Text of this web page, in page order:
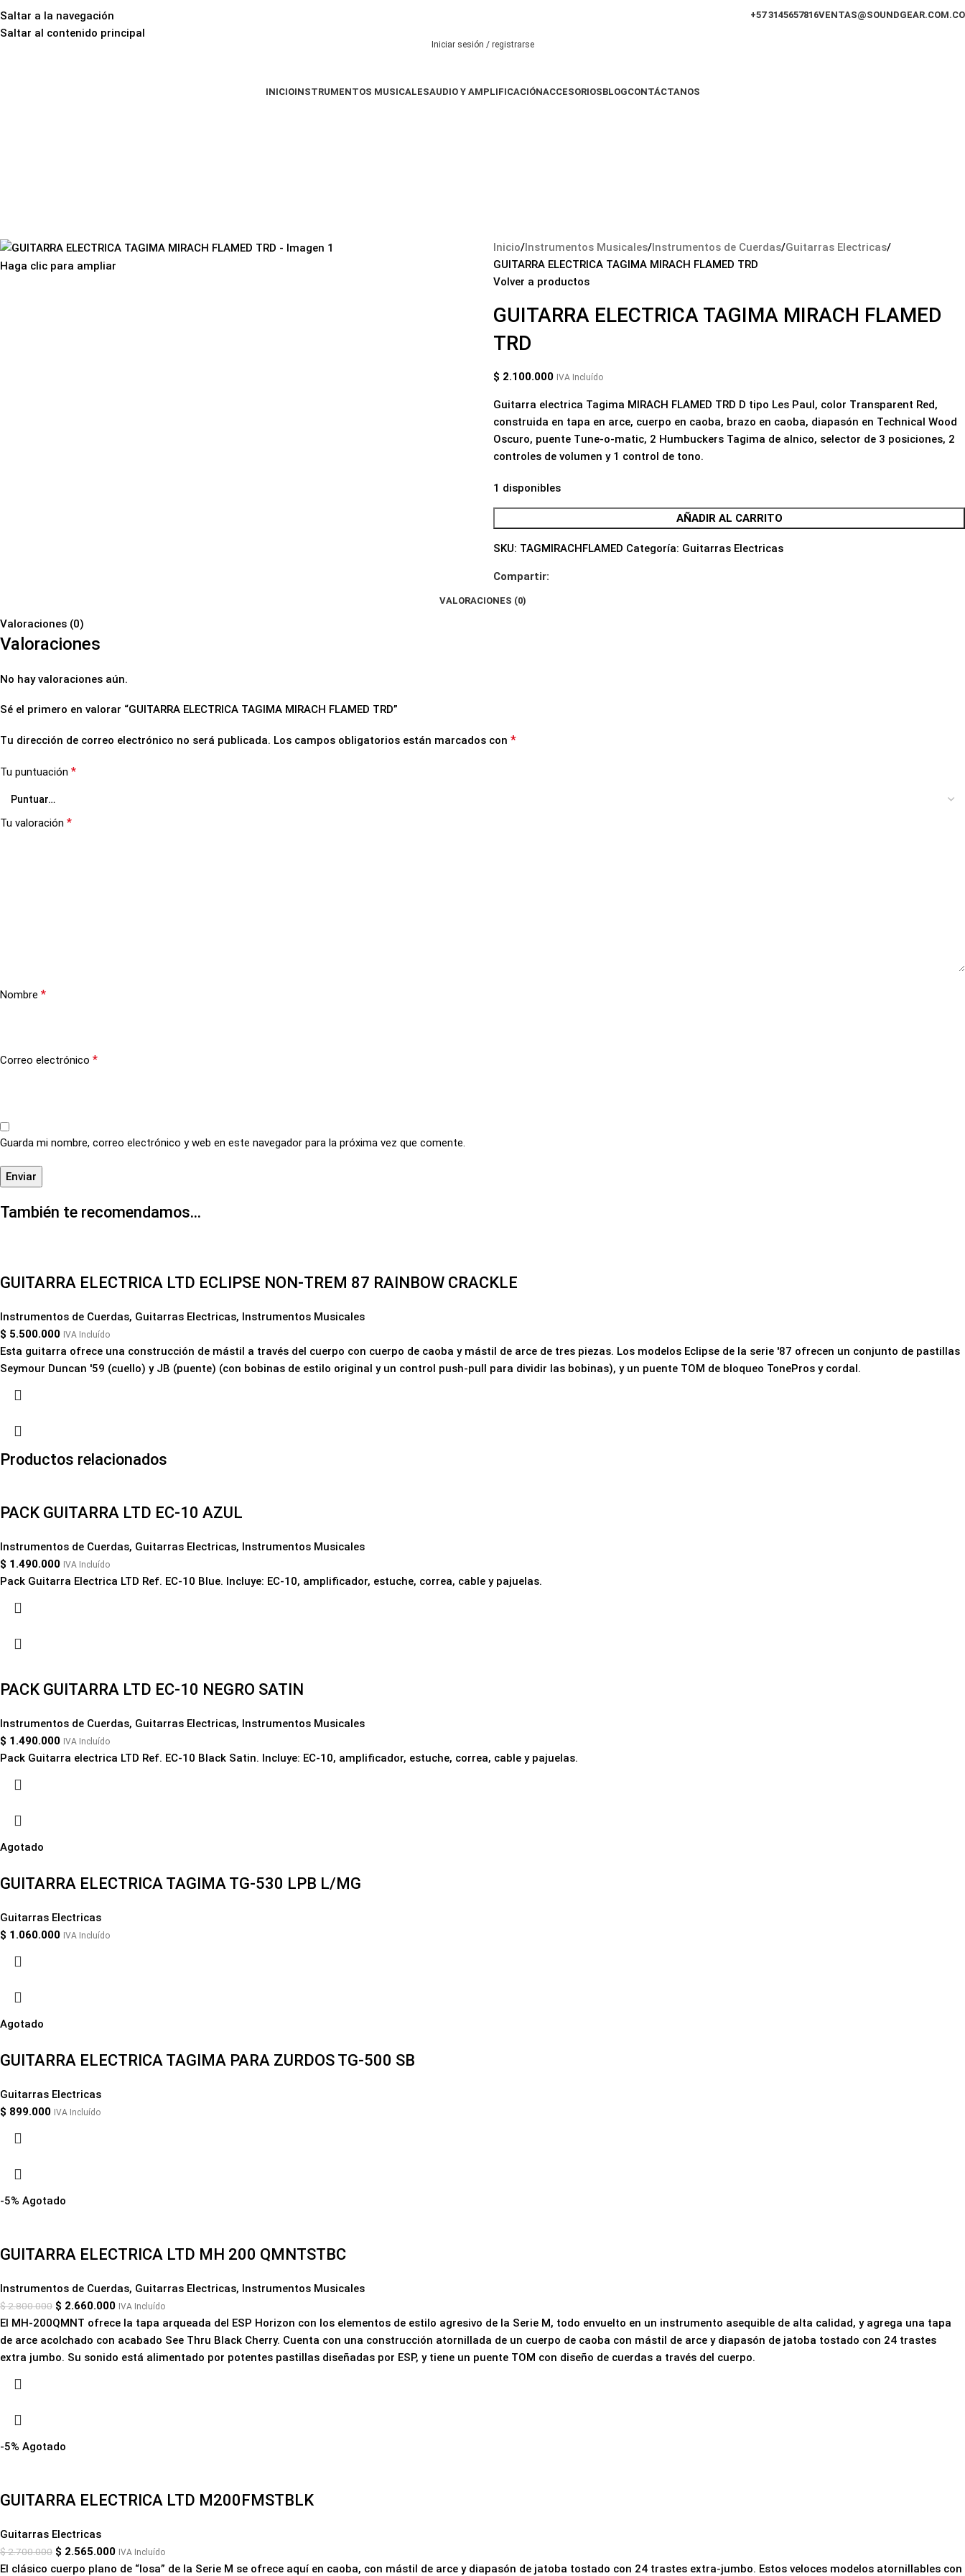
Saltar a la navegación
Saltar al contenido principal
+57 3145657816VENTAS@SOUNDGEAR.COM.CO
Iniciar sesión / registrarse
INICIOINSTRUMENTOS MUSICALESAUDIO Y AMPLIFICACIÓNACCESORIOSBLOGCONTÁCTANOS
Haga clic para ampliar
Inicio Instrumentos Musicales Instrumentos de Cuerdas Guitarras Electricas
GUITARRA ELECTRICA TAGIMA MIRACH FLAMED TRD
Volver a productos
GUITARRA ELECTRICA TAGIMA MIRACH FLAMED
TRD
$ 2.100.000 IVA Incluído
Guitarra electrica Tagima MIRACH FLAMED TRD D tipo Les Paul, color Transparent Red,
construida en tapa en arce, cuerpo en caoba, brazo en caoba, diapasón en Technical Wood
Oscuro, puente Tune-o-matic, 2 Humbuckers Tagima de alnico, selector de 3 posiciones, 2
controles de volumen y 1 control de tono.
1 disponibles
AÑADIR AL CARRITO
SKU: TAGMIRACHFLAMED Categoría: Guitarras Electricas
Compartir:
VALORACIONES (0)
Valoraciones (0)
Valoraciones
No hay valoraciones aún.
Sé el primero en valorar “GUITARRA ELECTRICA TAGIMA MIRACH FLAMED TRD”
Tu dirección de correo electrónico no será publicada. Los campos obligatorios están marcados con *
Tu puntuación *
Tu valoración *
Nombre *
Correo electrónico *
Guarda mi nombre, correo electrónico y web en este navegador para la próxima vez que comente.
También te recomendamos…
GUITARRA ELECTRICA LTD ECLIPSE NON-TREM 87 RAINBOW CRACKLE
Instrumentos de Cuerdas, Guitarras Electricas, Instrumentos Musicales
$ 5.500.000 IVA Incluído
Esta guitarra ofrece una construcción de mástil a través del cuerpo con cuerpo de caoba y mástil de arce de tres piezas. Los modelos Eclipse de la serie '87 ofrecen un conjunto de pastillas
Seymour Duncan '59 (cuello) y JB (puente) (con bobinas de estilo original y un control push-pull para dividir las bobinas), y un puente TOM de bloqueo TonePros y cordal.
Productos relacionados
PACK GUITARRA LTD EC-10 AZUL
Instrumentos de Cuerdas, Guitarras Electricas, Instrumentos Musicales
$ 1.490.000 IVA Incluído
Pack Guitarra Electrica LTD Ref. EC-10 Blue. Incluye: EC-10, amplificador, estuche, correa, cable y pajuelas.
PACK GUITARRA LTD EC-10 NEGRO SATIN
Instrumentos de Cuerdas, Guitarras Electricas, Instrumentos Musicales
$ 1.490.000 IVA Incluído
Pack Guitarra electrica LTD Ref. EC-10 Black Satin. Incluye: EC-10, amplificador, estuche, correa, cable y pajuelas.
Agotado
GUITARRA ELECTRICA TAGIMA TG-530 LPB L/MG
Guitarras Electricas
$ 1.060.000 IVA Incluído
Agotado
GUITARRA ELECTRICA TAGIMA PARA ZURDOS TG-500 SB
Guitarras Electricas
$ 899.000 IVA Incluído
-5% Agotado
GUITARRA ELECTRICA LTD MH 200 QMNTSTBC
Instrumentos de Cuerdas, Guitarras Electricas, Instrumentos Musicales
$2.800.000 $ 2.660.000 IVA Incluído
El MH-200QMNT ofrece la tapa arqueada del ESP Horizon con los elementos de estilo agresivo de la Serie M, todo envuelto en un instrumento asequible de alta calidad, y agrega una tapa
de arce acolchado con acabado See Thru Black Cherry. Cuenta con una construcción atornillada de un cuerpo de caoba con mástil de arce y diapasón de jatoba tostado con 24 trastes
extra jumbo. Su sonido está alimentado por potentes pastillas diseñadas por ESP, y tiene un puente TOM con diseño de cuerdas a través del cuerpo.
-5% Agotado
GUITARRA ELECTRICA LTD M200FMSTBLK
Guitarras Electricas
$2.700.000 $ 2.565.000 IVA Incluído
El clásico cuerpo plano de “losa” de la Serie M se ofrece aquí en caoba, con mástil de arce y diapasón de jatoba tostado con 24 trastes extra-jumbo. Estos veloces modelos atornillables con